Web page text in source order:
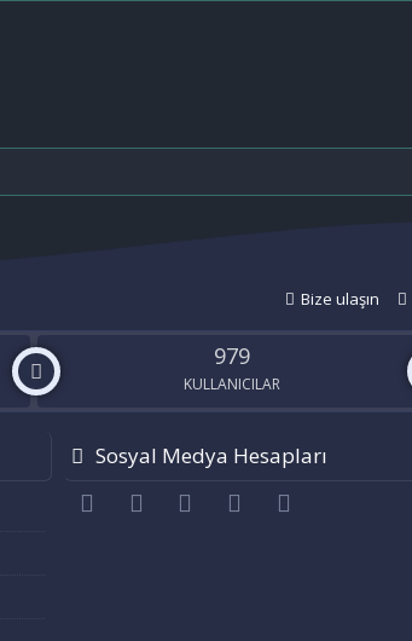
Bize ulaşın
979
KULLANICILAR
Sosyal Medya Hesapları
FacebookTwitter youtubeBize ulaşın